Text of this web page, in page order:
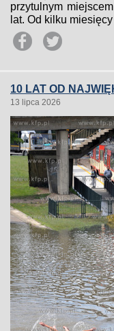
przytulnym
lat. Od kilku
10 LAT OD
13 lipca 2026